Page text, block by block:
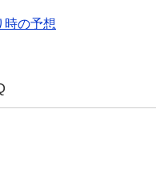
時の予想